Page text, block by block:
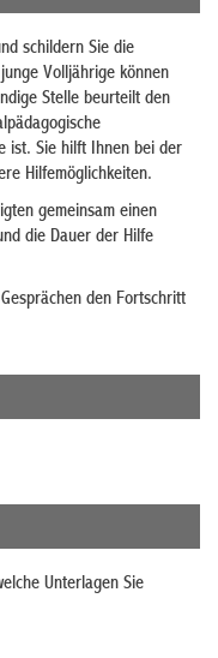
schildern Sie die
Volljährige können
Stelle beurteilt den
ist. Sie hilft Ihnen bei der
Hilfemöglichkeiten.
gemeinsam einen
die Dauer der Hilfe
den Fortschritt
Unterlagen Sie